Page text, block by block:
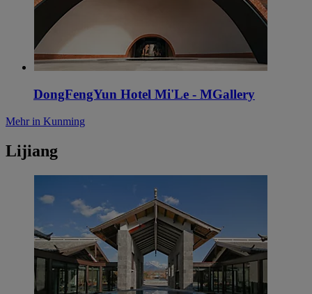
DongFengYun Hotel Mi'Le - MGallery
Mehr in Kunming
Lijiang